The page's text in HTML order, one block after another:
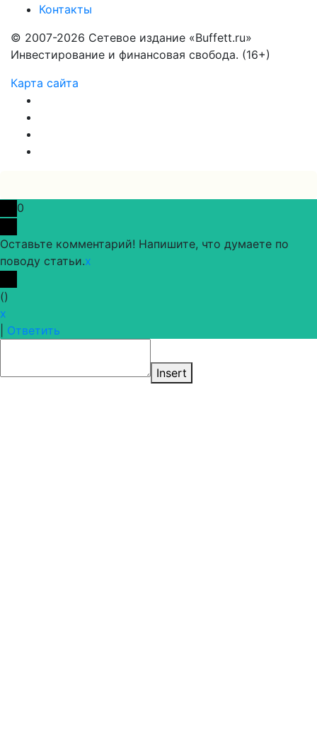
Контакты
© 2007-2026 Сетевое издание «Buffett.ru»
Инвестирование и финансовая свобода. (16+)
Карта сайта
0
Оставьте комментарий! Напишите, что думаете по
поводу статьи.x
()
x
Ответить
Insert